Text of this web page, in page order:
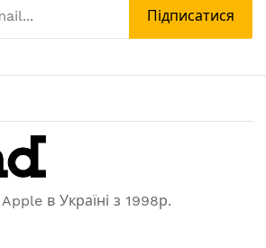
Підписатися
в Україні з 1998р.